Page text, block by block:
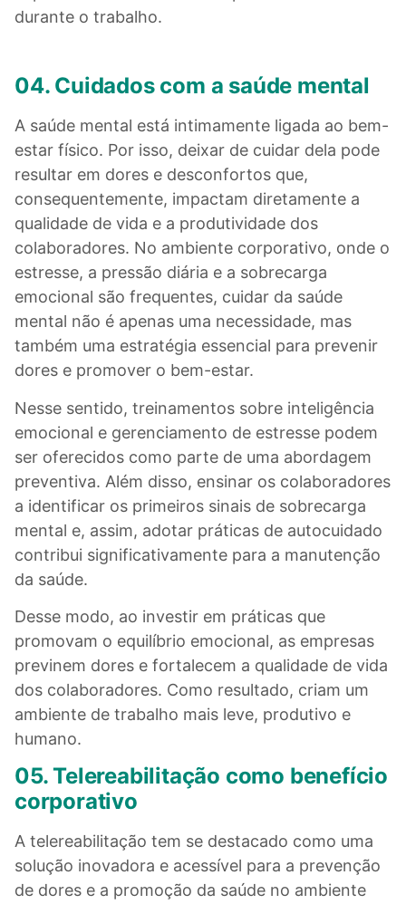
durante o trabalho.
04. Cuidados com a saúde mental
A saúde mental está intimamente ligada ao bem-
estar físico. Por isso, deixar de cuidar dela pode
resultar em dores e desconfortos que,
consequentemente, impactam diretamente a
qualidade de vida e a produtividade dos
colaboradores. No ambiente corporativo, onde o
estresse, a pressão diária e a sobrecarga
emocional são frequentes, cuidar da saúde
mental não é apenas uma necessidade, mas
também uma estratégia essencial para prevenir
dores e promover o bem-estar.
Nesse sentido, treinamentos sobre inteligência
emocional e gerenciamento de estresse podem
ser oferecidos como parte de uma abordagem
preventiva. Além disso, ensinar os colaboradores
a identificar os primeiros sinais de sobrecarga
mental e, assim, adotar práticas de autocuidado
contribui significativamente para a manutenção
da saúde.
Desse modo, ao investir em práticas que
promovam o equilíbrio emocional, as empresas
previnem dores e fortalecem a qualidade de vida
dos colaboradores. Como resultado, criam um
ambiente de trabalho mais leve, produtivo e
humano.
05. Telereabilitação como benefício
corporativo
A telereabilitação tem se destacado como uma
solução inovadora e acessível para a prevenção
de dores e a promoção da saúde no ambiente